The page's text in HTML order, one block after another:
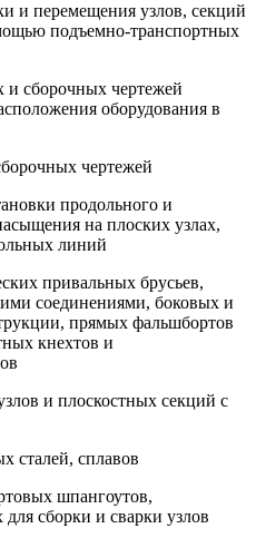
и перемещения узлов, секций
подъемно-транспортных
сборочных чертежей
оборудования в
чертежей
продольного и
на плоских узлах,
линий
привальных брусьев,
соединениями, боковых и
прямых фальшбортов
кнехтов и
и плоскостных секций с
сталей, сплавов
шпангоутов,
сборки и сварки узлов